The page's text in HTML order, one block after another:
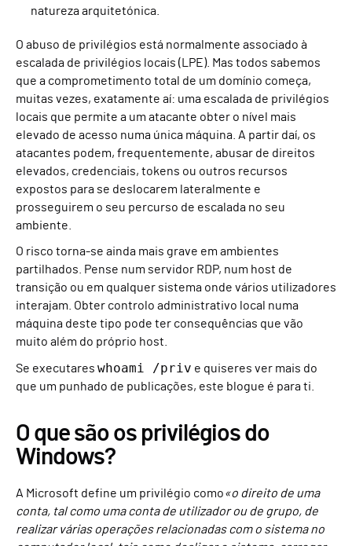
natureza arquitetónica.
O abuso de privilégios está normalmente associado à
escalada de privilégios locais (LPE). Mas todos sabemos
que a comprometimento total de um domínio começa,
muitas vezes, exatamente aí: uma escalada de privilégios
locais que permite a um atacante obter o nível mais
elevado de acesso numa única máquina. A partir daí, os
atacantes podem, frequentemente, abusar de direitos
elevados, credenciais, tokens ou outros recursos
expostos para se deslocarem lateralmente e
prosseguirem o seu percurso de escalada no seu
ambiente.
O risco torna-se ainda mais grave em ambientes
partilhados. Pense num servidor RDP, num host de
transição ou em qualquer sistema onde vários utilizadores
interajam. Obter controlo administrativo local numa
máquina deste tipo pode ter consequências que vão
muito além do próprio host.
Se executares whoami /priv e quiseres ver mais do
que um punhado de publicações, este blogue é para ti.
O que são os privilégios do
Windows?
A Microsoft define um privilégio como«o direito de uma
conta, tal como uma conta de utilizador ou de grupo, de
realizar várias operações relacionadas com o sistema no